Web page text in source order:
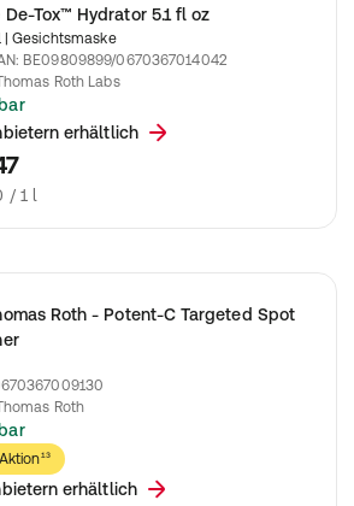
De-Tox™ Hydrator 5.1 fl oz
| Gesichtsmaske
: BE09809899/0670367014042
Roth Labs
Gurken-Gelmaske mit botanischen Extrakten
erhältlich
/ 1 l
Roth - Potent-C Targeted Spot
Roth
Roth - Potent-C Targeted Spot Brightener
erhältlich